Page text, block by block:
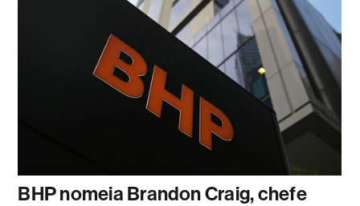
BHP nomeia Brandon Craig, chefe